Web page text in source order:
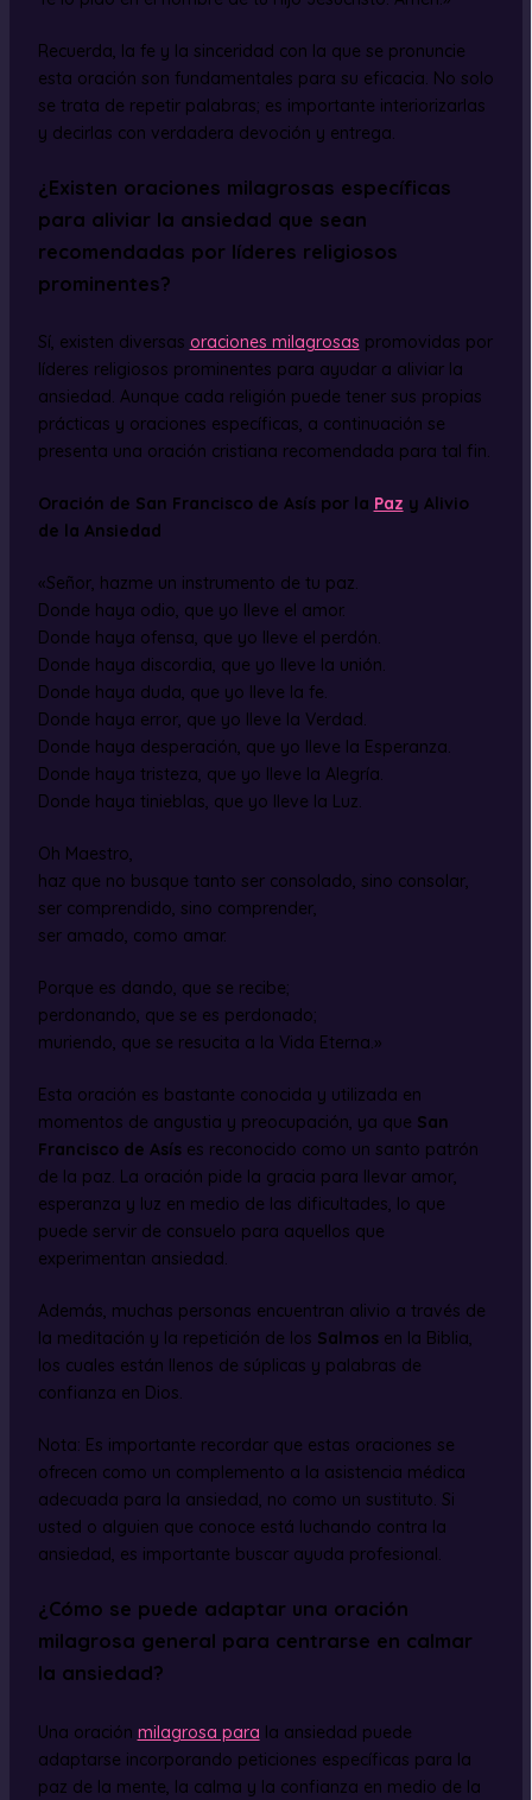
Recuerda, la fe y la sinceridad con la que se pronuncie
esta oración son fundamentales para su eficacia. No solo
se trata de repetir palabras; es importante interiorizarlas
y decirlas con verdadera devoción y entrega.
¿Existen oraciones milagrosas específicas
para aliviar la ansiedad que sean
recomendadas por líderes religiosos
prominentes?
Sí, existen diversas oraciones milagrosas promovidas por
líderes religiosos prominentes para ayudar a aliviar la
ansiedad. Aunque cada religión puede tener sus propias
prácticas y oraciones específicas, a continuación se
presenta una oración cristiana recomendada para tal fin.
Oración de San Francisco de Asís por la Paz y Alivio
de la Ansiedad
«Señor, hazme un instrumento de tu paz.
Donde haya odio, que yo lleve el amor.
Donde haya ofensa, que yo lleve el perdón.
Donde haya discordia, que yo lleve la unión.
Donde haya duda, que yo lleve la fe.
Donde haya error, que yo lleve la Verdad.
Donde haya desperación, que yo lleve la Esperanza.
Donde haya tristeza, que yo lleve la Alegría.
Donde haya tinieblas, que yo lleve la Luz.
Oh Maestro,
haz que no busque tanto ser consolado, sino consolar,
ser comprendido, sino comprender,
ser amado, como amar.
Porque es dando, que se recibe;
perdonando, que se es perdonado;
muriendo, que se resucita a la Vida Eterna.»
Esta oración es bastante conocida y utilizada en
momentos de angustia y preocupación, ya que San
Francisco de Asíses reconocido como un santo patrón
de la paz. La oración pide la gracia para llevar amor,
esperanza y luz en medio de las dificultades, lo que
puede servir de consuelo para aquellos que
experimentan ansiedad.
Además, muchas personas encuentran alivio a través de
la meditación y la repetición de los Salmosen la Biblia,
los cuales están llenos de súplicas y palabras de
confianza en Dios.
Nota: Es importante recordar que estas oraciones se
ofrecen como un complemento a la asistencia médica
adecuada para la ansiedad, no como un sustituto. Si
usted o alguien que conoce está luchando contra la
ansiedad, es importante buscar ayuda profesional.
¿Cómo se puede adaptar una oración
milagrosa general para centrarse en calmar
la ansiedad?
Una oración milagrosa para la ansiedad puede
adaptarse incorporando peticiones específicas para la
paz de la mente, la calma y la confianza en medio de la